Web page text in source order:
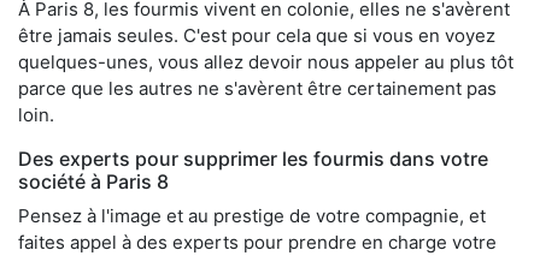
À Paris 8, les fourmis vivent en colonie, elles ne s'avèrent
être jamais seules. C'est pour cela que si vous en voyez
quelques-unes, vous allez devoir nous appeler au plus tôt
parce que les autres ne s'avèrent être certainement pas
loin.
Des experts pour supprimer les fourmis dans votre
société à Paris 8
Pensez à l'image et au prestige de votre compagnie, et
faites appel à des experts pour prendre en charge votre